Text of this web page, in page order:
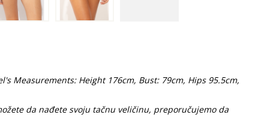
Measurements: Height 176cm, Bust: 79cm, Hips 95.5cm,
da nađete svoju tačnu veličinu, preporučujemo da